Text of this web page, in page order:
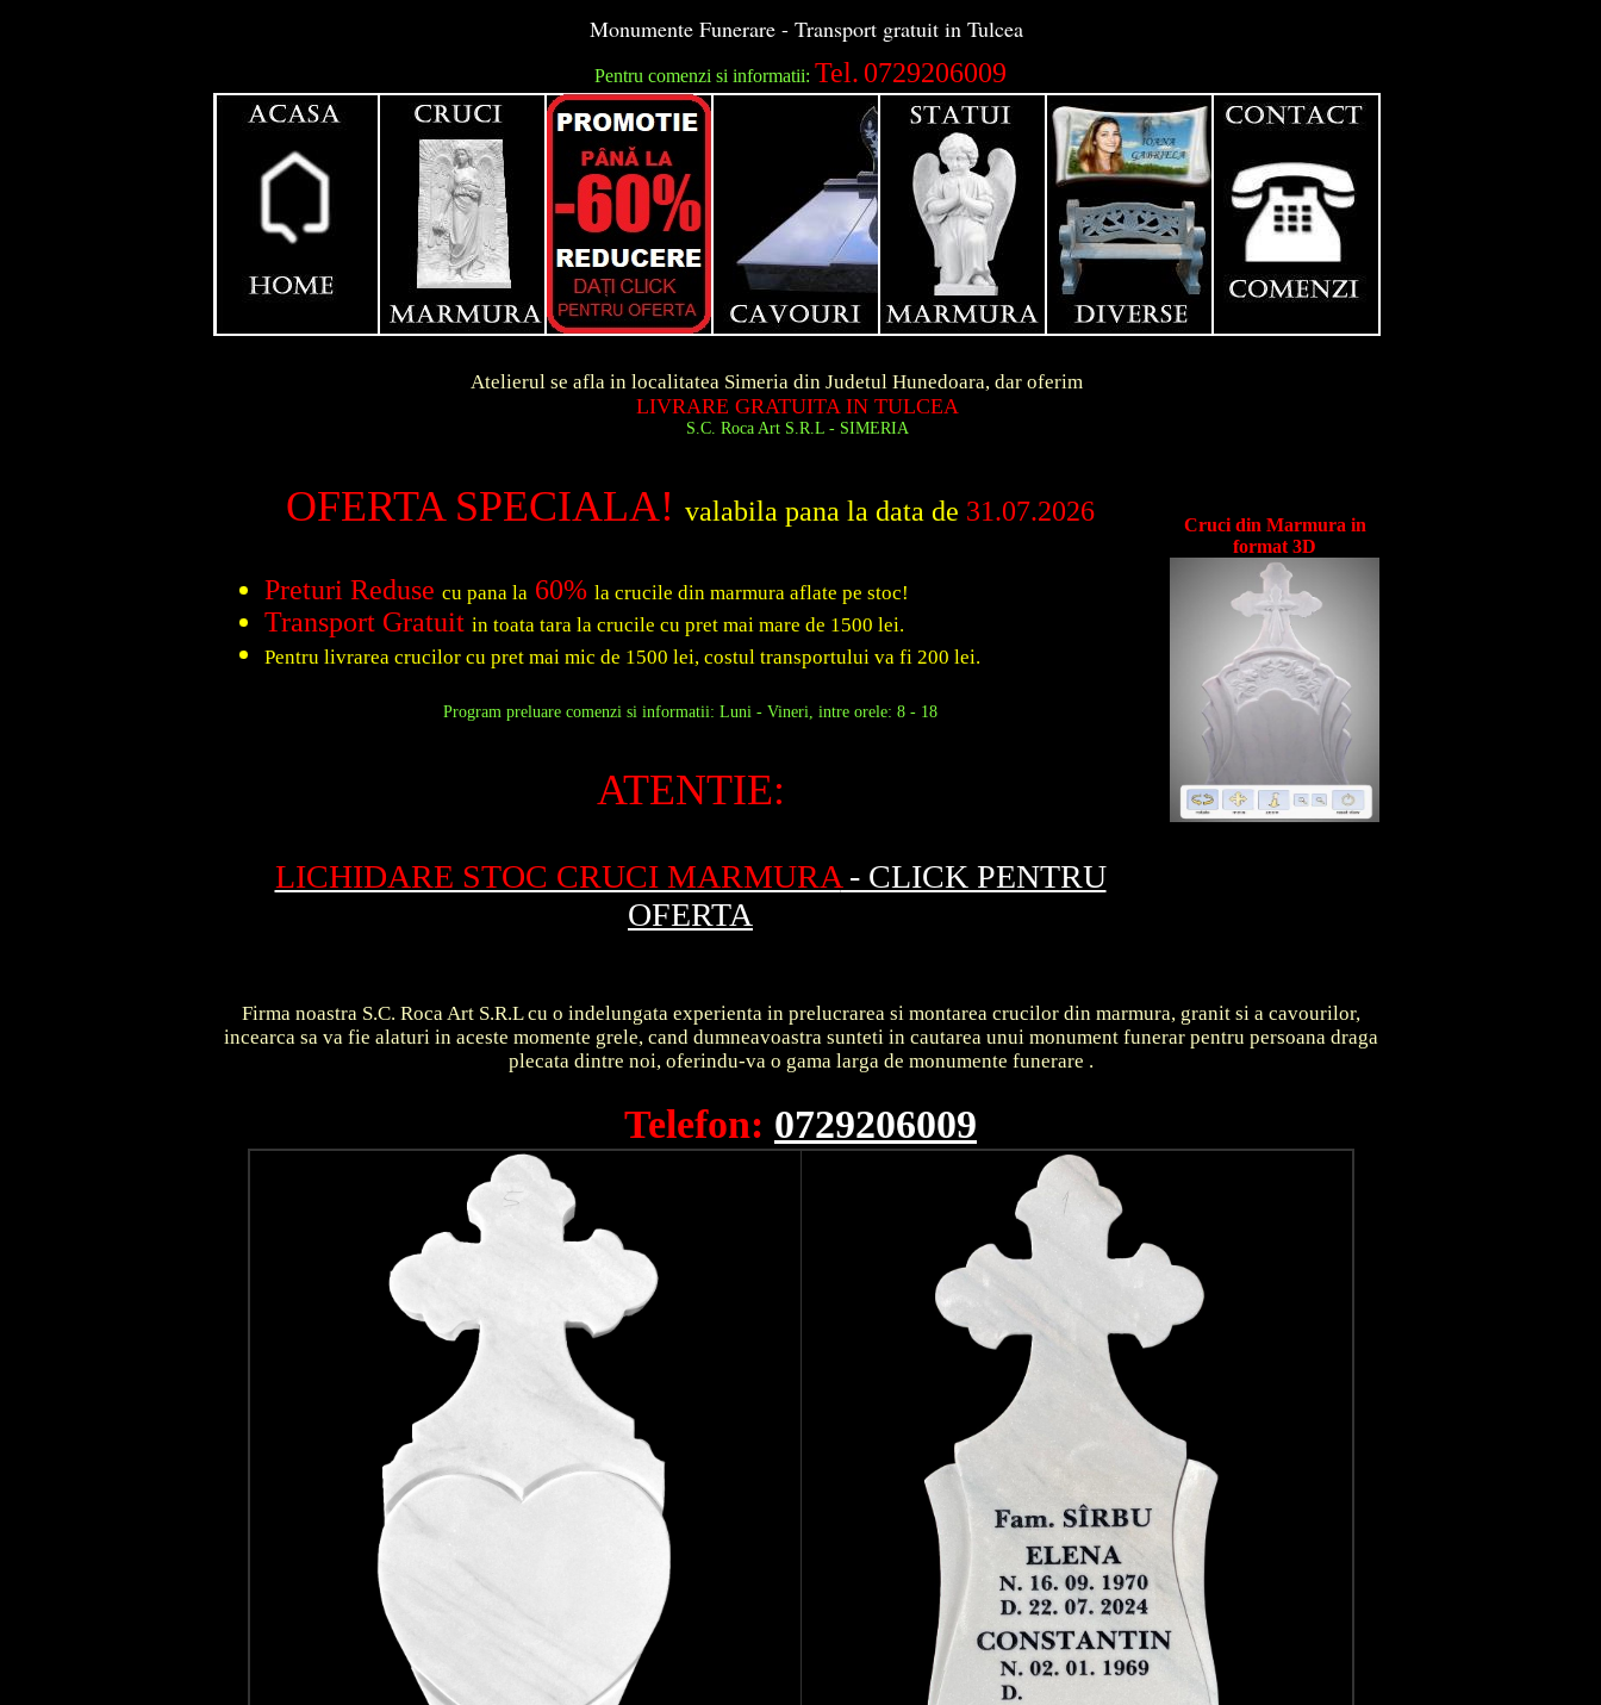
Monumente Funerare - Transport gratuit in Tulcea
Pentru comenzi si informatii: Tel. 0729206009
Dunga
Atelierul se afla in localitatea Simeria din Judetul Hunedoara, dar oferim
LIVRARE GRATUITA IN TULCEA
S.C. Roca Art S.R.L - SIMERIA
OFERTA SPECIALA! valabila pana la data de 31.07.2026
Preturi Reduse cu pana la 60% la crucile din marmura aflate pe stoc!
Transport Gratuit in toata tara la crucile cu pret mai mare de 1500 lei.
Pentru livrarea crucilor cu pret mai mic de 1500 lei, costul transportului va fi 200 lei.
Program preluare comenzi si informatii: Luni - Vineri, intre orele: 8 - 18
ATENTIE:
LICHIDARE STOC CRUCI MARMURA- CLICK PENTRU
OFERTA
Cruci din Marmura in
format 3D
Firma noastra S.C. Roca Art S.R.L cu o indelungata experienta in prelucrarea si montarea crucilor din marmura, granit si a cavourilor,
incearca sa va fie alaturi in aceste momente grele, cand dumneavoastra sunteti in cautarea unui monument funerar pentru persoana draga
plecata dintre noi, oferindu-va o gama larga de monumente funerare .
Telefon: 0729206009